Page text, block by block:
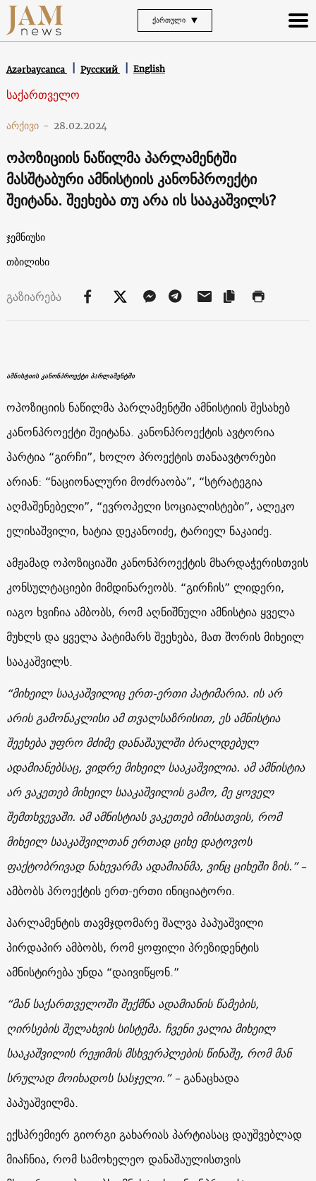
ᲥᲐᲠᲗᲣᲚᲘ
Azərbaycanca Русский English
საქართველო
არქივი - 28.02.2024
ოპოზიციის ნაწილმა პარლამენტში
მასშტაბური ამნისტიის კანონპროექტი
შეიტანა. შეეხება თუ არა ის სააკაშვილს?
ჯემნიუსი
თბილისი
გაზიარება
ამნისტიის კანონპროექტი პარლამენტში
ოპოზიციის ნაწილმა პარლამენტში ამნისტიის შესახებ
კანონპროექტი შეიტანა. კანონპროექტის ავტორია
პარტია “გირჩი”, ხოლო პროექტის თანაავტორები
არიან: “ნაციონალური მოძრაობა”, “სტრატეგია
აღმაშენებელი”, “ევროპელი სოციალისტები”, ალეკო
ელისაშვილი, ხატია დეკანოიძე, ტარიელ ნაკაიძე.
ამჟამად ოპოზიციაში კანონპროექტის მხარდაჭერისთვის
კონსულტაციები მიმდინარეობს. “გირჩის” ლიდერი,
იაგო ხვიჩია ამბობს, რომ აღნიშნული ამნისტია ყველა
მუხლს და ყველა პატიმარს შეეხება, მათ შორის მიხეილ
სააკაშვილს.
“მიხეილ სააკაშვილიც ერთ-ერთი პატიმარია. ის არ
არის გამონაკლისი ამ თვალსაზრისით, ეს ამნისტია
შეეხება უფრო მძიმე დანაშაულში ბრალდებულ
ადამიანებსაც, ვიდრე მიხეილ სააკაშვილია. ამ ამნისტია
არ ვაკეთებ მიხეილ სააკაშვილის გამო, მე ყოველ
შემთხვევაში. ამ ამნისტიას ვაკეთებ იმისათვის, რომ
მიხეილ სააკაშვილთან ერთად ციხე დატოვოს
ფაქტობრივად ნახევარმა ადამიანმა, ვინც ციხეში ზის.”–
ამბობს პროექტის ერთ-ერთი ინიციატორი.
პარლამენტის თავმჯდომარე შალვა პაპუაშვილი
პირდაპირ ამბობს, რომ ყოფილი პრეზიდენტის
ამნისტირება უნდა “დაივიწყონ.”
“მან საქართველოში შექმნა ადამიანის წამების,
ღირსების შელახვის სისტემა. ჩვენი ვალია მიხეილ
სააკაშვილის რეჟიმის მსხვერპლების წინაშე, რომ მან
სრულად მოიხადოს სასჯელი.” –განაცხადა
პაპუაშვილმა.
ექსპრემიერ გიორგი გახარიას პარტიასაც დაუშვებლად
მიაჩნია, რომ სამოხელეო დანაშაულისთვის